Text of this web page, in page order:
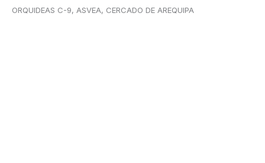
ORQUIDEAS C-9, ASVEA, CERCADO DE AREQUIPA